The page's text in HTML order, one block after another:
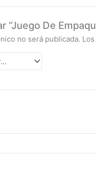
“Juego De
no será publicada.